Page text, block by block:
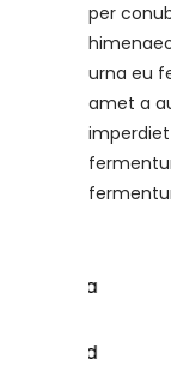
per
urna eu
amet a